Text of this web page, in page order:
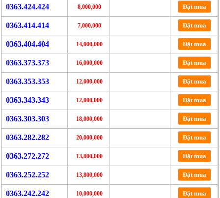
0363.424.424 8,000,000 Đặt mua
0363.414.414 7,000,000 Đặt mua
0363.404.404 14,000,000 Đặt mua
0363.373.373 16,000,000 Đặt mua
0363.353.353 12,000,000 Đặt mua
0363.343.343 12,000,000 Đặt mua
0363.303.303 18,000,000 Đặt mua
0363.282.282 20,000,000 Đặt mua
0363.272.272 13,800,000 Đặt mua
0363.252.252 13,800,000 Đặt mua
0363.242.242 10,000,000 Đặt mua